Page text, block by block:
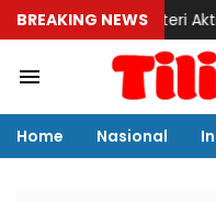
BREAKING NEWS
Misteri Aktivitas
Home Nasional